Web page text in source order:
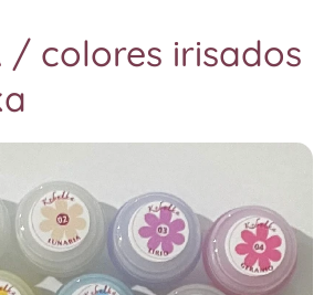
/ colores irisados